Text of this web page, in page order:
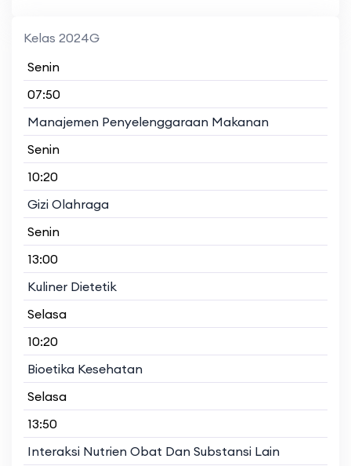
Kelas 2024G
Senin
07:50
Manajemen Penyelenggaraan Makanan
Senin
10:20
Gizi Olahraga
Senin
13:00
Kuliner Dietetik
Selasa
10:20
Bioetika Kesehatan
Selasa
13:50
Interaksi Nutrien Obat Dan Substansi Lain